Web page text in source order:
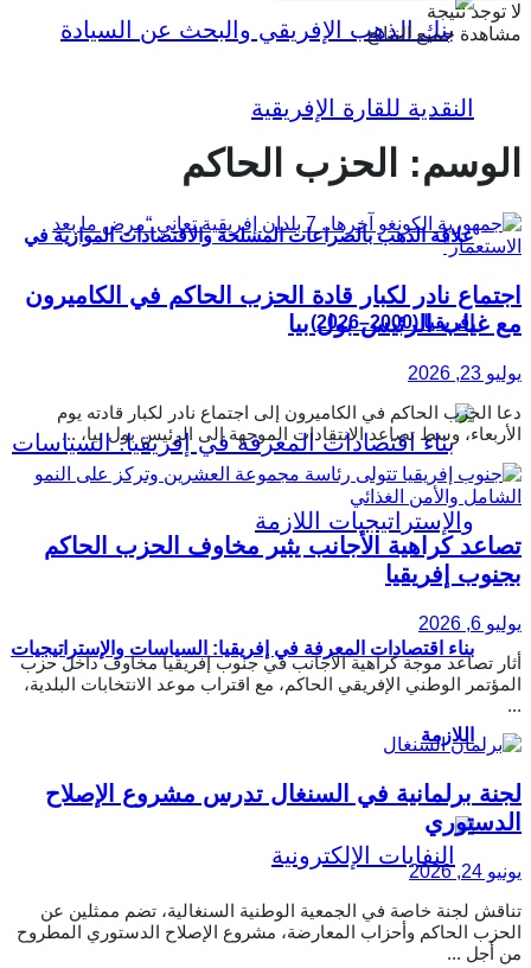
علاقة الذهب بالصراعات المسلحة والاقتصادات الموازية في
إفريقيا (2000–2026)
بناء اقتصادات المعرفة في إفريقيا: السياسات والإستراتيجيات
اللازمة
لا توجد نتيجة
مشاهدة جميع النتائج
الوسم: الحزب الحاكم
اجتماع نادر لكبار قادة الحزب الحاكم في الكاميرون
مع غياب الرئيس بول بيا
يوليو 23, 2026
دعا الحزب الحاكم في الكاميرون إلى اجتماع نادر لكبار قادته يوم
الأربعاء، وسط تصاعد الانتقادات الموجهة إلى الرئيس بول بيا، ...
تصاعد كراهية الأجانب يثير مخاوف الحزب الحاكم
بجنوب إفريقيا
يوليو 6, 2026
أثار تصاعد موجة كراهية الأجانب في جنوب إفريقيا مخاوف داخل حزب
المؤتمر الوطني الإفريقي الحاكم، مع اقتراب موعد الانتخابات البلدية،
...
لجنة برلمانية في السنغال تدرس مشروع الإصلاح
الدستوري
يونيو 24, 2026
تناقش لجنة خاصة في الجمعية الوطنية السنغالية، تضم ممثلين عن
الحزب الحاكم وأحزاب المعارضة، مشروع الإصلاح الدستوري المطروح
من أجل ...